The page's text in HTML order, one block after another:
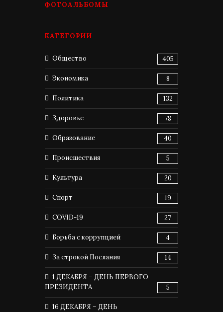
ФОТОАЛЬБОМЫ
КАТЕГОРИИ
Общество 405
Экономика 8
Политика 132
Здоровье 78
Образование 40
Происшествия 5
Культура 20
Спорт 19
COVID-19 27
Борьба с коррупцией 4
За строкой Послания 14
1 ДЕКАБРЯ – ДЕНЬ ПЕРВОГО
ПРЕЗИДЕНТА
5
16 ДЕКАБРЯ – ДЕНЬ